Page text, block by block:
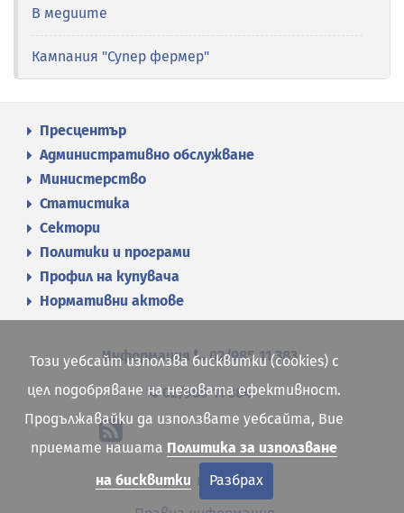
В медиите
Кампания "Супер фермер"
Пресцентър
Административно обслужване
Министерство
Статистика
Сектори
Политики и програми
Профил на купувача
Нормативни актове
Информация 02/985 11 383
02/985 11 384
Карта на сайта
Този уебсайт използва бисквитки (cookies) с
цел подобряване на неговата ефективност.
Продължавайки да използвате уебсайта, Вие
приемате нашата Политика за използване
на бисквитки
Разбрах